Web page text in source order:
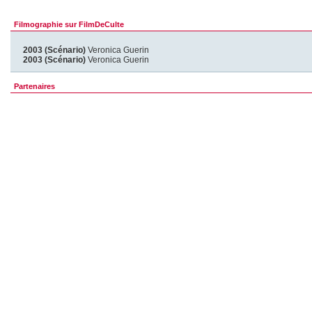
Filmographie sur FilmDeCulte
2003 (Scénario) Veronica Guerin
2003 (Scénario) Veronica Guerin
Partenaires